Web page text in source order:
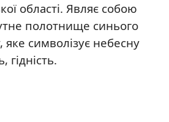
області. Являє собою
полотнище синього
яке символізує небесну
гідність.